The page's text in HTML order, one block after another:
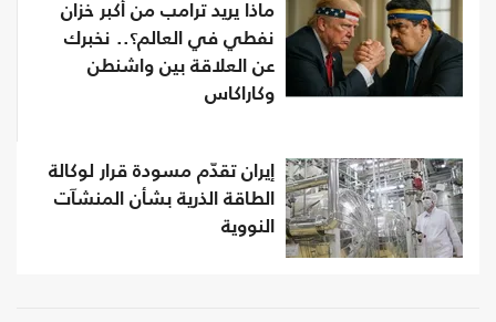
ماذا يريد ترامب من أكبر خزان
نفطي في العالم؟.. نخبرك
عن العلاقة بين واشنطن
وكاراكاس
إيران تقدّم مسودة قرار لوكالة
الطاقة الذرية بشأن المنشآت
النووية